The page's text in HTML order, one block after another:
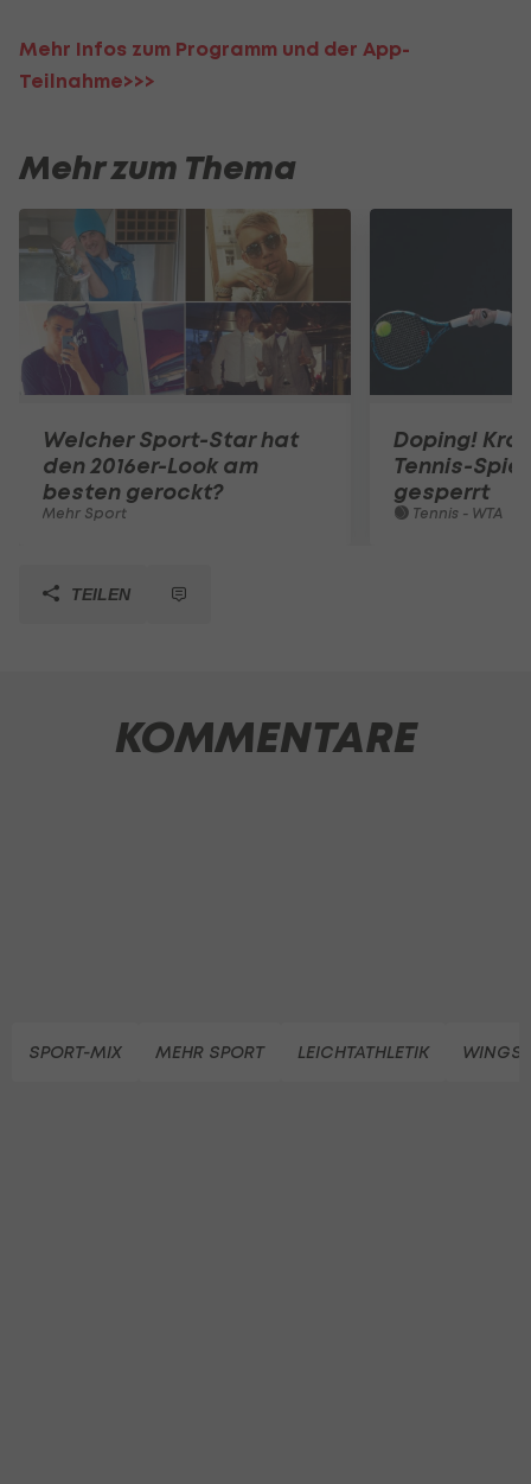
Mehr Infos zum Programm und der App-
Teilnahme>>>
Mehr zum Thema
Welcher Sport-Star hat
den 2016er-Look am
besten gerockt?
Mehr Sport
Doping!
Tennis-
gesperrt
Tennis - WTA
TEILEN
KOMMENTARE
SPORT-MIX MEHR SPORT LEICHTATHLETIK WINGS